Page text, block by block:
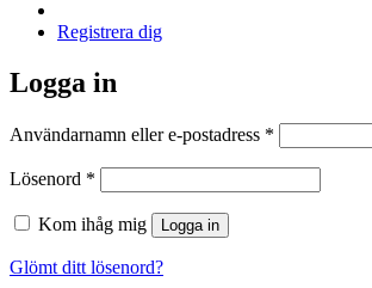
Registrera dig
Logga in
Användarnamn eller e-postadress *
Lösenord *
Kom ihåg mig Logga in
Glömt ditt lösenord?